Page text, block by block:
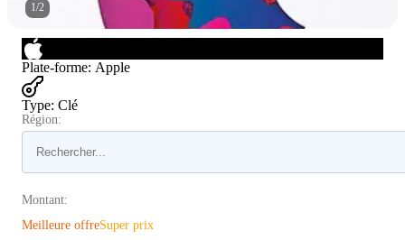
1/2
Plate-forme: Apple
Type: Clé
Région:
Montant:
Meilleure offreSuper prix